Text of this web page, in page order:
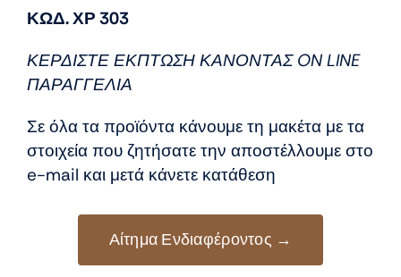
8,50 €.
είναι:
ΚΩΔ. ΧΡ 303
ΚΕΡΔΙΣΤΕ ΕΚΠΤΩΣΗ ΚΑΝΟΝΤΑΣ ON LINE
ΠΑΡΑΓΓΕΛΙΑ
Σε όλα τα προϊόντα κάνουμε τη μακέτα με τα
στοιχεία που ζητήσατε την αποστέλλουμε στο
e-mail και μετά κάνετε κατάθεση
Αίτημα Ενδιαφέροντος →